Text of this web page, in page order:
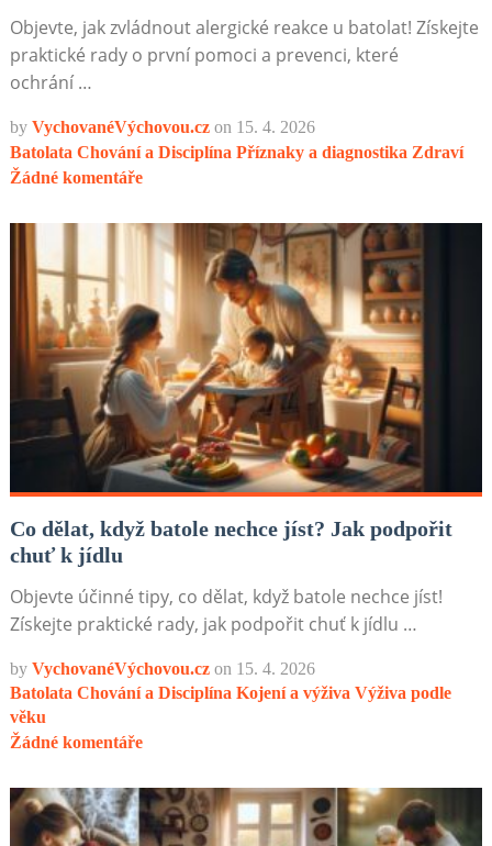
Objevte, jak zvládnout alergické reakce u batolat! Získejte
praktické rady o první pomoci a prevenci, které
ochrání …
by VychovanéVýchovou.cz on 15. 4. 2026
Batolata Chování a Disciplína Příznaky a diagnostika Zdraví
Žádné komentáře
Co dělat, když batole nechce jíst? Jak podpořit
chuť k jídlu
Objevte účinné tipy, co dělat, když batole nechce jíst!
Získejte praktické rady, jak podpořit chuť k jídlu …
by VychovanéVýchovou.cz on 15. 4. 2026
Batolata Chování a Disciplína Kojení a výživa Výživa podle
věku
Žádné komentáře